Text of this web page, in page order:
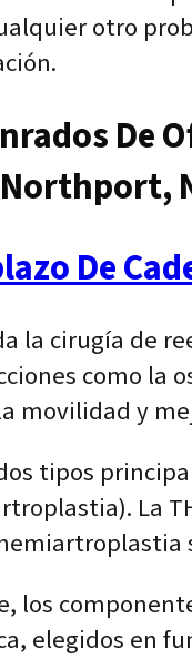
otro
De
De
la cirugía de
como
movilidad y
tipos
La
los
elegidos en